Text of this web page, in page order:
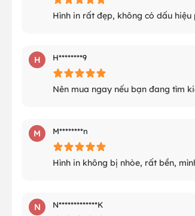
Hình in rất đẹp, không có dấu
H H********9
Nên mua ngay nếu bạn đang tìm
M M********n
Hình in không bị nhòe, rất bền,
N N*************K